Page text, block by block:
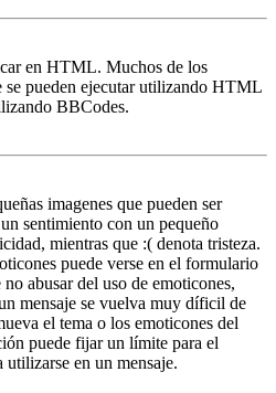
en HTML. Muchos de los
se pueden ejecutar utilizando HTML
BBCodes.
imagenes que pueden ser
sentimiento con un pequeño
mientras que :( denota tristeza.
puede verse en el formulario
abusar del uso de emoticones,
mensaje se vuelva muy díficil de
el tema o los emoticones del
puede fijar un límite para el
utilizarse en un mensaje.